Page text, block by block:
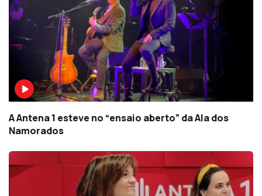
A Antena 1 esteve no “ensaio aberto” da Ala dos
Namorados